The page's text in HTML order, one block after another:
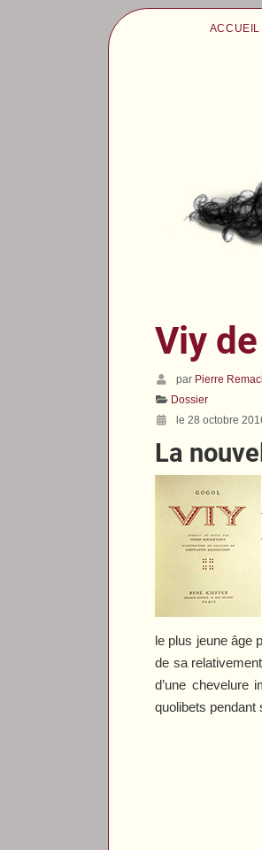
ACCUEIL
Viy
par Pierre
Dossier
le 28 octobre
La
le plus jeune âge
de sa
d’une chevelure
quolibets pendant